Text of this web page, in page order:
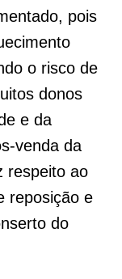
pois
o risco de
donos
e da
venda da
respeito ao
reposição e
do